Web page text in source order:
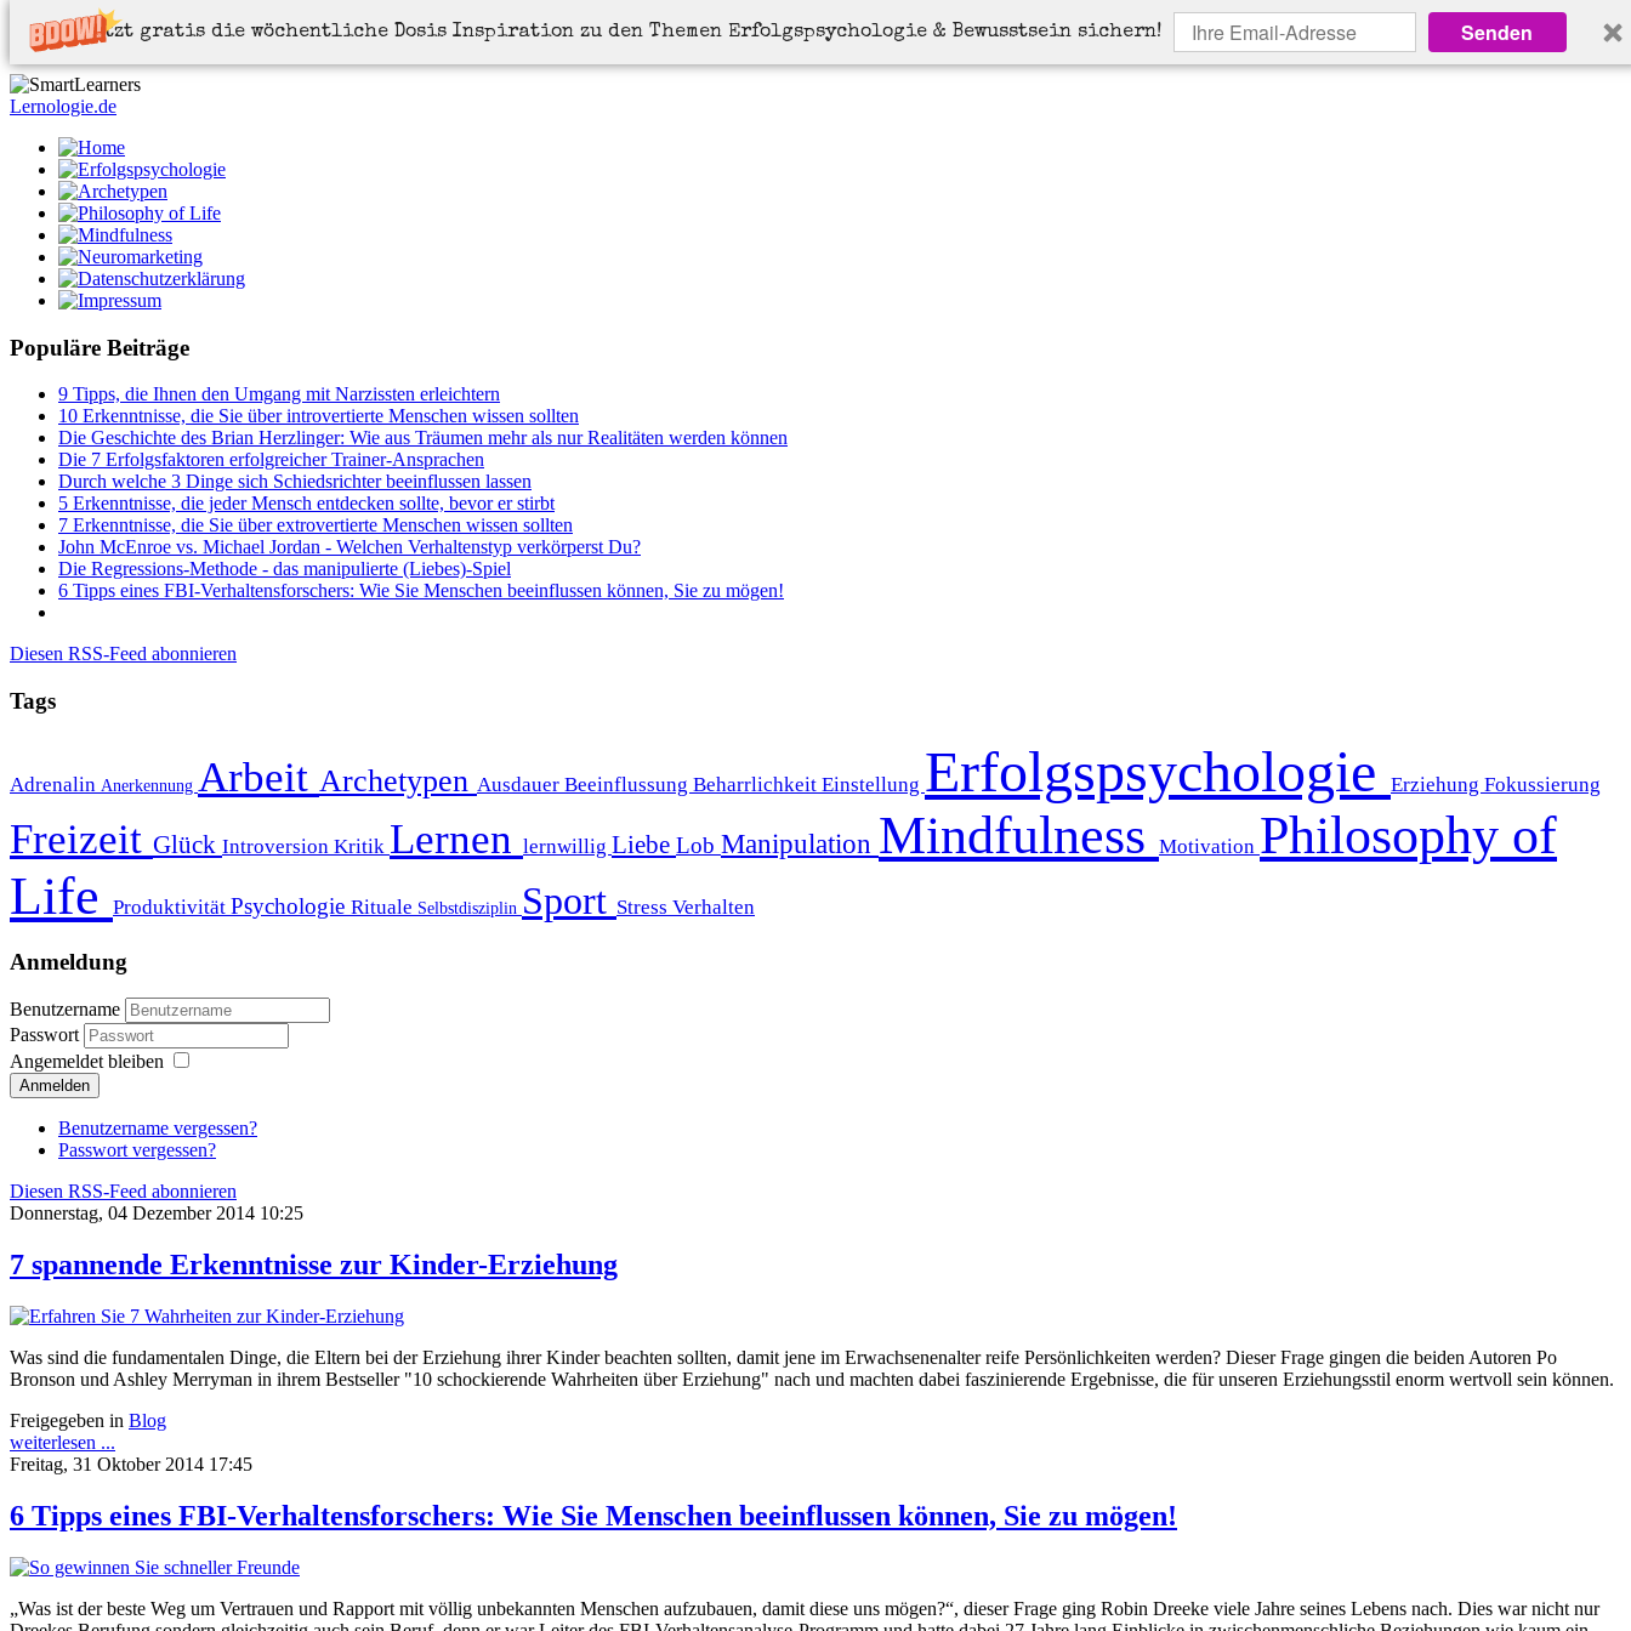
Jetzt gratis die wöchentliche Dosis Inspiration zu den Themen Erfolgspsychologie & Bewusstsein sichern! Senden
Lernologie.de
Populäre Beiträge
9 Tipps, die Ihnen den Umgang mit Narzissten erleichtern
10 Erkenntnisse, die Sie über introvertierte Menschen wissen sollten
Die Geschichte des Brian Herzlinger: Wie aus Träumen mehr als nur Realitäten werden können
Die 7 Erfolgsfaktoren erfolgreicher Trainer-Ansprachen
Durch welche 3 Dinge sich Schiedsrichter beeinflussen lassen
5 Erkenntnisse, die jeder Mensch entdecken sollte, bevor er stirbt
7 Erkenntnisse, die Sie über extrovertierte Menschen wissen sollten
John McEnroe vs. Michael Jordan - Welchen Verhaltenstyp verkörperst Du?
Die Regressions-Methode - das manipulierte (Liebes)-Spiel
6 Tipps eines FBI-Verhaltensforschers: Wie Sie Menschen beeinflussen können, Sie zu mögen!
Diesen RSS-Feed abonnieren
Tags
Adrenalin Anerkennung Arbeit Archetypen Ausdauer Beeinflussung Beharrlichkeit Einstellung Erfolgspsychologie Erziehung Fokussierung
Freizeit Glück Introversion Kritik Lernen lernwillig Liebe Lob Manipulation Mindfulness Motivation Philosophy of
Life
Produktivität Psychologie Rituale Selbstdisziplin Sport Stress Verhalten
Anmeldung
Benutzername
Passwort
Angemeldet bleiben
Anmelden
Benutzername vergessen?
Passwort vergessen?
Diesen RSS-Feed abonnieren
Donnerstag, 04 Dezember 2014 10:25
7 spannende Erkenntnisse zur Kinder-Erziehung
Was sind die fundamentalen Dinge, die Eltern bei der Erziehung ihrer Kinder beachten sollten, damit jene im Erwachsenenalter reife Persönlichkeiten werden? Dieser Frage gingen die beiden Autoren Po
Bronson und Ashley Merryman in ihrem Bestseller "10 schockierende Wahrheiten über Erziehung" nach und machten dabei faszinierende Ergebnisse, die für unseren Erziehungsstil enorm wertvoll sein können.
Freigegeben in Blog
weiterlesen ...
Freitag, 31 Oktober 2014 17:45
6 Tipps eines FBI-Verhaltensforschers: Wie Sie Menschen beeinflussen können, Sie zu mögen!
„Was ist der beste Weg um Vertrauen und Rapport mit völlig unbekannten Menschen aufzubauen, damit diese uns mögen?“, dieser Frage ging Robin Dreeke viele Jahre seines Lebens nach. Dies war nicht nur